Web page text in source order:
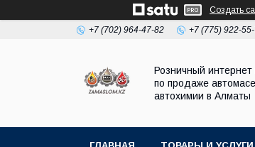
Создать
+7 (702) 964-47-82 +7 (775) 922-
Розничный интернет
по продаже
автохимии в Алматы